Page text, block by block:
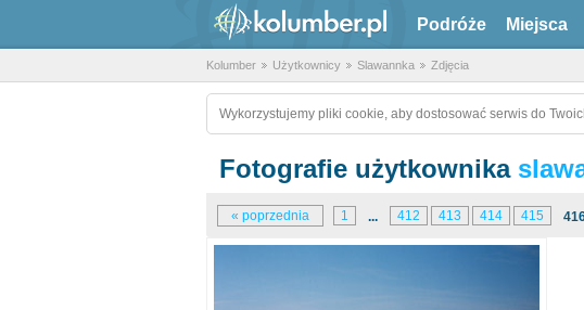
Podróże Miejsca
Kolumber Użytkownicy Slawannka Zdjęcia
Wykorzystujemy pliki cookie, aby dostosować serwis do
Fotografie użytkownika
« poprzednia 1 ... 412 413 414 415